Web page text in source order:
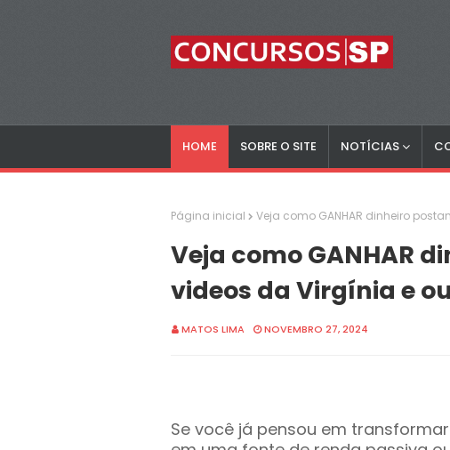
HOME SOBRE O SITE NOTÍCIAS
Página inicial Veja como GANHAR dinheiro
Veja como GANHAR
videos da Virgínia e
MATOS LIMA NOVEMBRO 27, 2024
Se você já pensou em